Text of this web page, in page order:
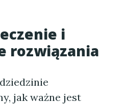
i
rozwiązania
jak ważne jest